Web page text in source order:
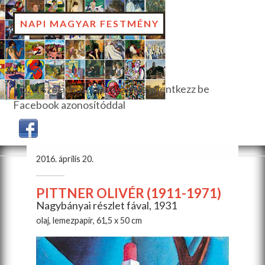
NAPI MAGYAR FESTMÉNY
Hozzászóláshoz, szavazáshoz jelentkezz be
Facebook azonosítóddal
2016. április 20.
PITTNER OLIVÉR (1911-1971)
Nagybányai részlet fával, 1931
olaj, lemezpapír, 61,5 x 50 cm